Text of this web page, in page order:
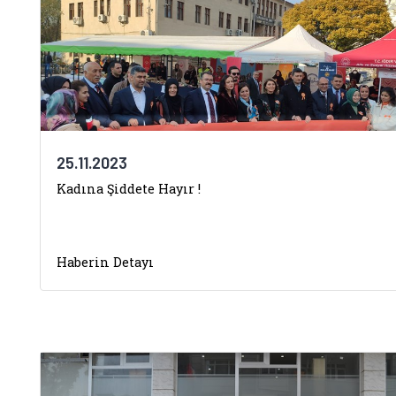
25.11.2023
Kadına Şiddete Hayır !
Haberin Detayı